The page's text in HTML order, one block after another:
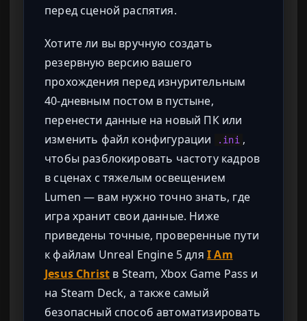
перед сценой распятия.
Хотите ли вы вручную создать
резервную версию вашего
прохождения перед изнурительным
40-дневным постом в пустыне,
перенести данные на новый ПК или
изменить файл конфигурации
.ini ,
чтобы разблокировать частоту кадров
в сценах с тяжелым освещением
Lumen — вам нужно точно знать, где
игра хранит свои данные. Ниже
приведены точные, проверенные пути
к файлам Unreal Engine 5 дляI Am
Jesus Christ в Steam, Xbox Game Pass и
на Steam Deck, а также самый
безопасный способ автоматизировать